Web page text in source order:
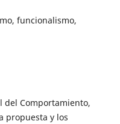
funcionalismo,
del Comportamiento,
propuesta y los